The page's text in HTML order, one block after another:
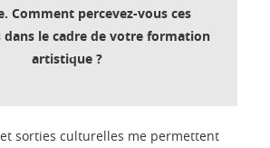
Comment percevez-vous ces
dans le cadre de votre formation
artistique ?
sorties culturelles me permettent